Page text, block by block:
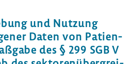
und Nutzung
Daten von Pati­en­
des § 299 SGB V